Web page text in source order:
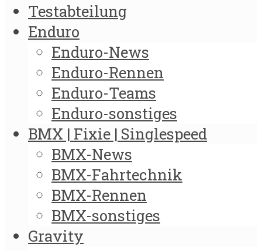
Testabteilung
Enduro
Enduro-News
Enduro-Rennen
Enduro-Teams
Enduro-sonstiges
BMX | Fixie | Singlespeed
BMX-News
BMX-Fahrtechnik
BMX-Rennen
BMX-sonstiges
Gravity